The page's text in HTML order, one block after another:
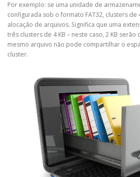
Por exemplo: se uma unidade de
configurada sob o formato FAT32, clusters de
alocação de arquivos. Significa que uma
três clusters de 4 KB – neste caso, 2 KB
mesmo arquivo não pode compartilhar o
cluster.